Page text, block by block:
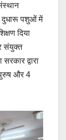
दुधारू पशुओं में
दिया
संयुक्त
द्वारा
पुरुष और 4